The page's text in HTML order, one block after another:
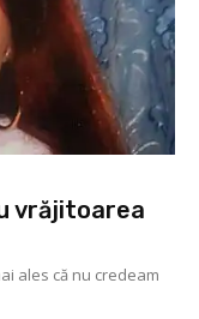
vrăjitoarea
ales că nu credeam